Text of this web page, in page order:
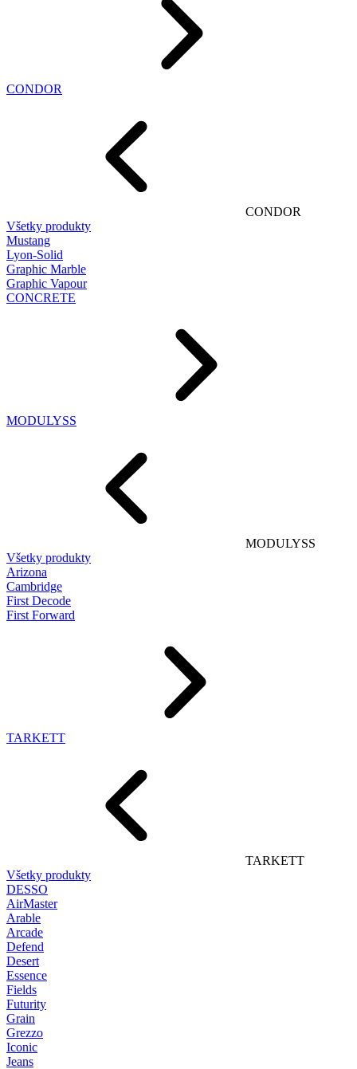
CONDOR
CONDOR
Všetky produkty
Mustang
Lyon-Solid
Graphic Marble
Graphic Vapour
CONCRETE
MODULYSS
MODULYSS
Všetky produkty
Arizona
Cambridge
First Decode
First Forward
TARKETT
TARKETT
Všetky produkty
DESSO
AirMaster
Arable
Arcade
Defend
Desert
Essence
Fields
Futurity
Grain
Grezzo
Iconic
Jeans